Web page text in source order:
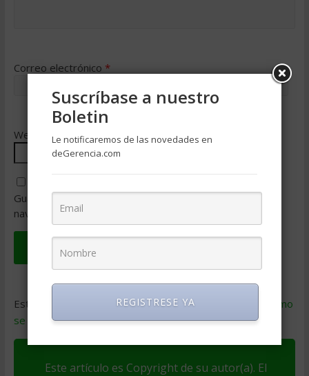
Correo electrónico *
Web
Guarda mi nombre, correo electrónico y web en este
navegador para la próxima vez que comente.
Este sitio usa Akismet para reducir el spam.
Aprende cómo
se procesan los datos de tus comentarios.
Este artículo es Copyright de su autor(a). El
Suscríbase a nuestro
Boletin
Le notificaremos de las novedades en
deGerencia.com
REGISTRESE YA